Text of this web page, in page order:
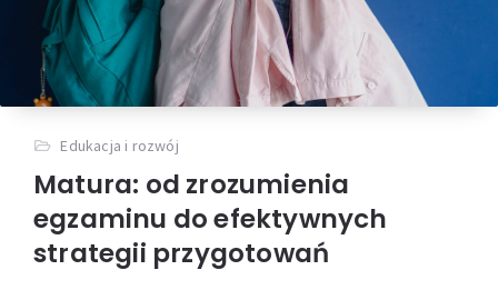
Edukacja i rozwój
Matura: od zrozumienia
egzaminu do efektywnych
strategii przygotowań